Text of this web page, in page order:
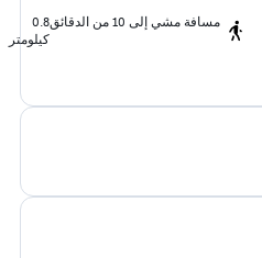
مسافة مشي إلى 10 من الدقائق
0.8
كيلومتر